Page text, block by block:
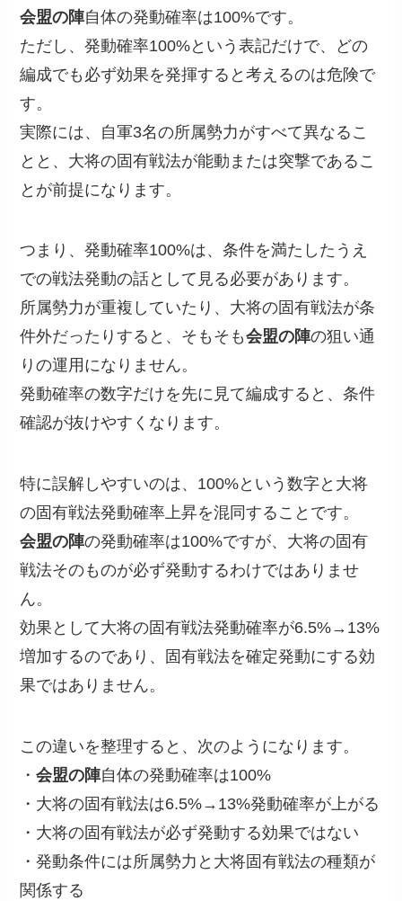
会盟の陣自体の発動確率は100%です。
ただし、発動確率100%という表記だけで、どの
編成でも必ず効果を発揮すると考えるのは危険で
す。
実際には、自軍3名の所属勢力がすべて異なるこ
とと、大将の固有戦法が能動または突撃であるこ
とが前提になります。
つまり、発動確率100%は、条件を満たしたうえ
での戦法発動の話として見る必要があります。
所属勢力が重複していたり、大将の固有戦法が条
件外だったりすると、そもそも会盟の陣の狙い通
りの運用になりません。
発動確率の数字だけを先に見て編成すると、条件
確認が抜けやすくなります。
特に誤解しやすいのは、100%という数字と大将
の固有戦法発動確率上昇を混同することです。
会盟の陣の発動確率は100%ですが、大将の固有
戦法そのものが必ず発動するわけではありませ
ん。
効果として大将の固有戦法発動確率が6.5%→13%
増加するのであり、固有戦法を確定発動にする効
果ではありません。
この違いを整理すると、次のようになります。
・会盟の陣自体の発動確率は100%
・大将の固有戦法は6.5%→13%発動確率が上がる
・大将の固有戦法が必ず発動する効果ではない
・発動条件には所属勢力と大将固有戦法の種類が
関係する